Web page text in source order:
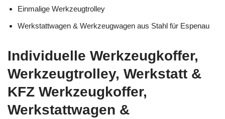
Einmalige Werkzeugtrolley
Werkstattwagen & Werkzeugwagen aus Stahl für Espenau
Individuelle Werkzeugkoffer,
Werkzeugtrolley, Werkstatt &
KFZ Werkzeugkoffer,
Werkstattwagen &